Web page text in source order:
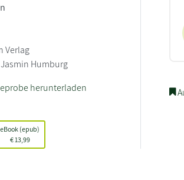
Verlag
Humburg
herunterladen
eBook (epub)
€13,99